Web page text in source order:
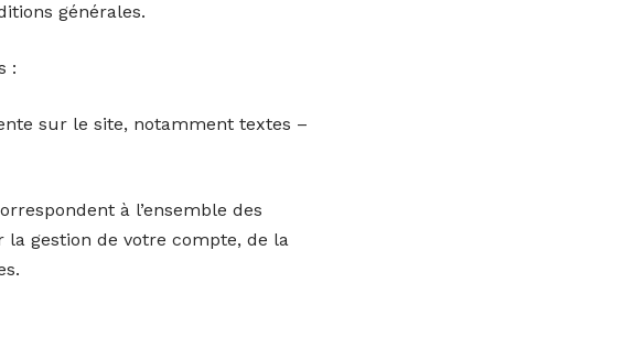
générales.
:
sur le site, notamment textes –
à l’ensemble des
la gestion de votre compte, de la